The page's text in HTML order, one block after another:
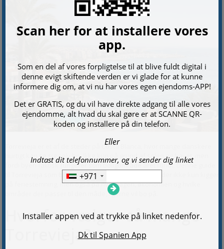
Torrevieja er et af de steder på Costa Blanca, hvor mange danskere
hurtigt kan se sig selv bo. Ikke kun på grund af solen og havet, men
fordi byen faktisk fungerer som boligområde året rundt. Denne guide
til Torrevieja som boligområde er derfor lavet til jer, der ikke kun kigger
på feriestemning, men også på hverdagen, økonomien og hvilke
områder der passer til den måde, I gerne vil bo på.
Hvorfor vælger så mange
Torrevieja?